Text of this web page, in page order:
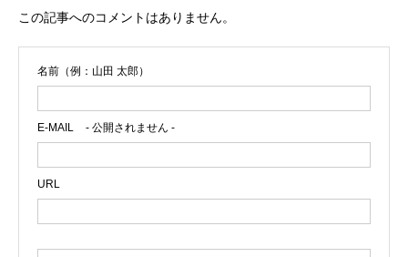
この記事へのコメントはありません。
名前（例：山田 太郎）
E-MAIL - 公開されません -
URL